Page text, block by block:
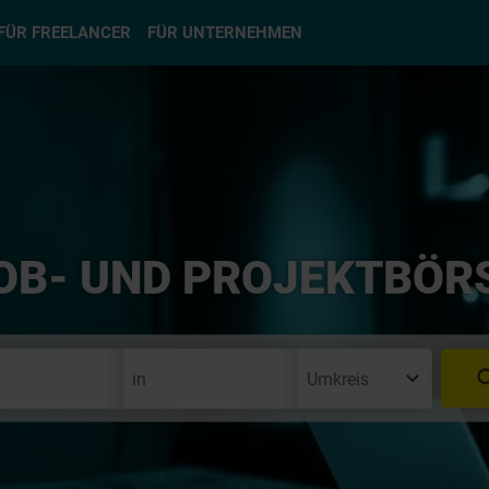
FREELANCER FÜR UNTERNEHMEN
UND